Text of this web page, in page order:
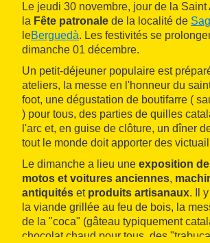
Le jeudi 30 novembre, jour de la Saint
la Fête patronale de la localité de
leBerguedà. Les festivités se
dimanche 01 décembre.
Un petit-déjeuner populaire est
ateliers, la messe en l'honneur du
foot, une dégustation de boutifarre (
) pour tous, des parties de quilles
l'arc et, en guise de clôture, un dîner
tout le monde doit apporter des
Le dimanche a lieu une exposition
motos et voitures anciennes,
antiquités et produits artisanaux. Il
la viande grillée au feu de bois, la
de la "coca" (gâteau typiquement
chocolat chaud pour tous, des